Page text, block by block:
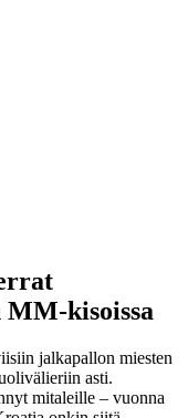
kisoissa
jalkapallon miesten
asti.
mitaleille – vuonna